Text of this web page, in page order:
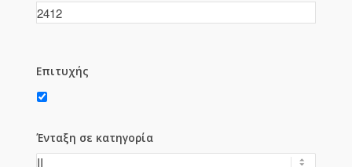
Επιτυχής
Ένταξη σε κατηγορία